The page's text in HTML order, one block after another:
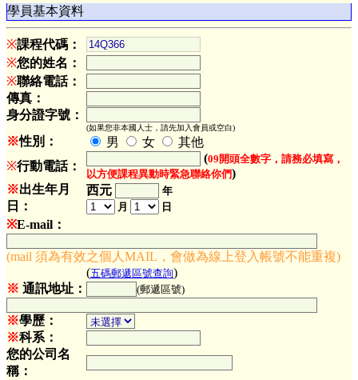
學員基本資料
※課程代碼：
※您的姓名：
※聯絡電話：
傳真：
身分證字號：
(如果您非本國人士，請先加入會員或空白)
※性別： 男 女
其他
※行動電話：
(09開頭全數字，請務必填寫，
以方便課程異動時緊急聯絡你們)
※出生年月
日：
西元
年
月
日
※E-mail：
(mail 須為有效之個人MAIL，會做為線上登入帳號不能重複)
(五碼郵遞區號查詢)
※ 通訊地址： (郵遞區號)
※學歷：
※科系：
您的公司名
稱：